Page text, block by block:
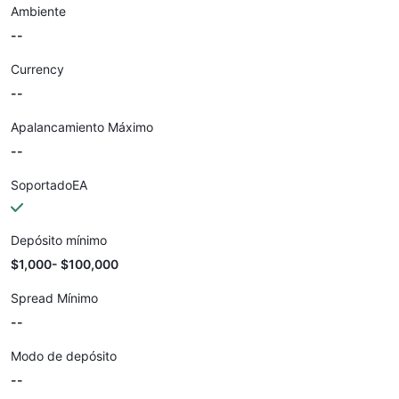
Ambiente
--
Currency
--
Apalancamiento Máximo
--
SoportadoEA
Depósito mínimo
$1,000- $100,000
Spread Mínimo
--
Modo de depósito
--